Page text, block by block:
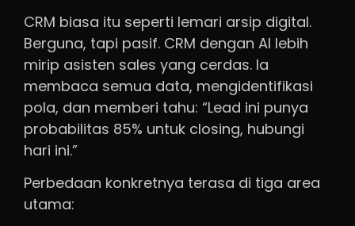
CRM biasa itu seperti lemari arsip digital.
Berguna, tapi pasif. CRM dengan AI lebih
mirip asisten sales yang cerdas. Ia
membaca semua data, mengidentifikasi
pola, dan memberi tahu: “Lead ini punya
probabilitas 85% untuk closing, hubungi
hari ini.”
Perbedaan konkretnya terasa di tiga area
utama: